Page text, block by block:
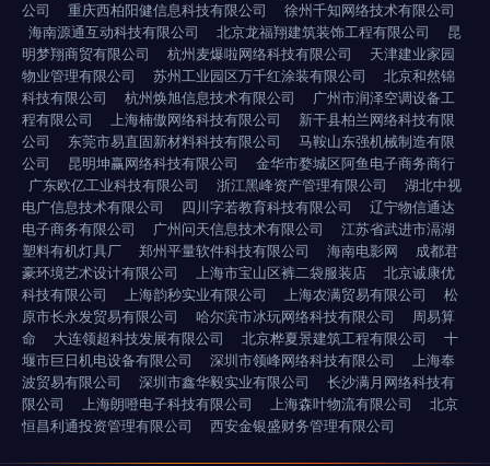
公司
重庆西柏阳健信息科技有限公司
徐州千知网络技术有限公司
海南源通互动科技有限公司
北京龙福翔建筑装饰工程有限公司
昆
明梦翔商贸有限公司
杭州麦爆啦网络科技有限公司
天津建业家园
物业管理有限公司
苏州工业园区万千红涂装有限公司
北京和然锦
科技有限公司
杭州焕旭信息技术有限公司
广州市润泽空调设备工
程有限公司
上海楠傲网络科技有限公司
新干县柏兰网络科技有限
公司
东莞市易直固新材料科技有限公司
马鞍山东强机械制造有限
公司
昆明坤赢网络科技有限公司
金华市婺城区阿鱼电子商务商行
广东欧亿工业科技有限公司
浙江黑峰资产管理有限公司
湖北中视
电广信息技术有限公司
四川字若教育科技有限公司
辽宁物信通达
电子商务有限公司
广州问天信息技术有限公司
江苏省武进市滆湖
塑料有机灯具厂
郑州平量软件科技有限公司 海南电影网
成都君
豪环境艺术设计有限公司
上海市宝山区裤二袋服装店
北京诚康优
科技有限公司
上海韵秒实业有限公司 上海农满贸易有限公司
松
原市长永发贸易有限公司
哈尔滨市冰玩网络科技有限公司
周易算
命
大连领超科技发展有限公司 北京桦夏景建筑工程有限公司
十
堰市巨日机电设备有限公司
深圳市领峰网络科技有限公司
上海奉
波贸易有限公司
深圳市鑫华毅实业有限公司
长沙满月网络科技有
限公司
上海朗噔电子科技有限公司 上海森叶物流有限公司
北京
恒昌利通投资管理有限公司
西安金银盛财务管理有限公司